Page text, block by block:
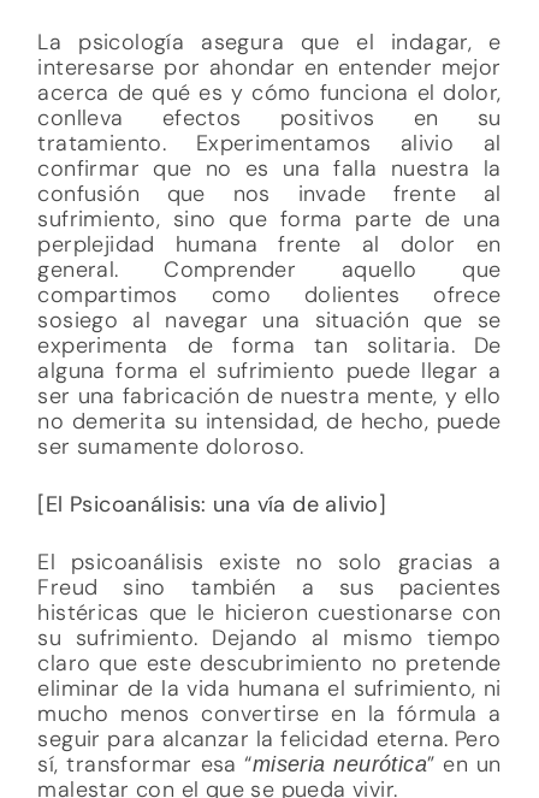
La psicología asegura que el indagar, e
interesarse por ahondar en entender mejor
acerca de qué es y cómo funciona el dolor,
conlleva efectos positivos en su
tratamiento. Experimentamos alivio al
confirmar que no es una falla nuestra la
confusión que nos invade frente al
sufrimiento, sino que forma parte de una
perplejidad humana frente al dolor en
general. Comprender aquello que
compartimos como dolientes ofrece
sosiego al navegar una situación que se
experimenta de forma tan solitaria. De
alguna forma el sufrimiento puede llegar a
ser una fabricación de nuestra mente, y ello
no demerita su intensidad, de hecho, puede
ser sumamente doloroso.
[El Psicoanálisis: una vía de alivio]
El psicoanálisis existe no solo gracias a
Freud sino también a sus pacientes
histéricas que le hicieron cuestionarse con
su sufrimiento. Dejando al mismo tiempo
claro que este descubrimiento no pretende
eliminar de la vida humana el sufrimiento, ni
mucho menos convertirse en la fórmula a
seguir para alcanzar la felicidad eterna. Pero
sí, transformar esa “miseria neurótica” en un
malestar con el que se pueda vivir.